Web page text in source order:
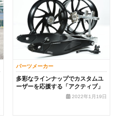
パーツメーカー
多彩なラインナップでカスタムユ
ーザーを応援する「アクティブ」
2022年1月19日